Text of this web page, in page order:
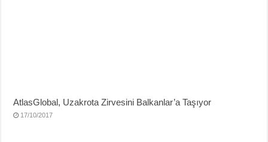
AtlasGlobal, Uzakrota Zirvesini Balkanlar’a Taşıyor
17/10/2017